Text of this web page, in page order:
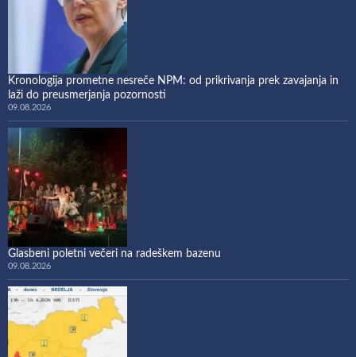
Kronologija prometne nesreče NPM: od prikrivanja prek zavajanja in
laži do preusmerjanja pozornosti
09.08.2026
Glasbeni poletni večeri na radeškem bazenu
09.08.2026